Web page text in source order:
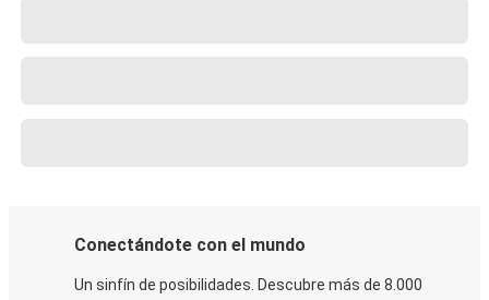
Conectándote con el mundo
Un sinfín de posibilidades. Descubre más de 8.000